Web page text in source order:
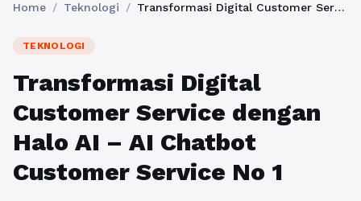
Home / Teknologi / Transformasi Digital Customer Service dengan Halo AI – AI Chatbot Customer Service No 1
TEKNOLOGI
Transformasi Digital
Customer Service dengan
Halo AI – AI Chatbot
Customer Service No 1